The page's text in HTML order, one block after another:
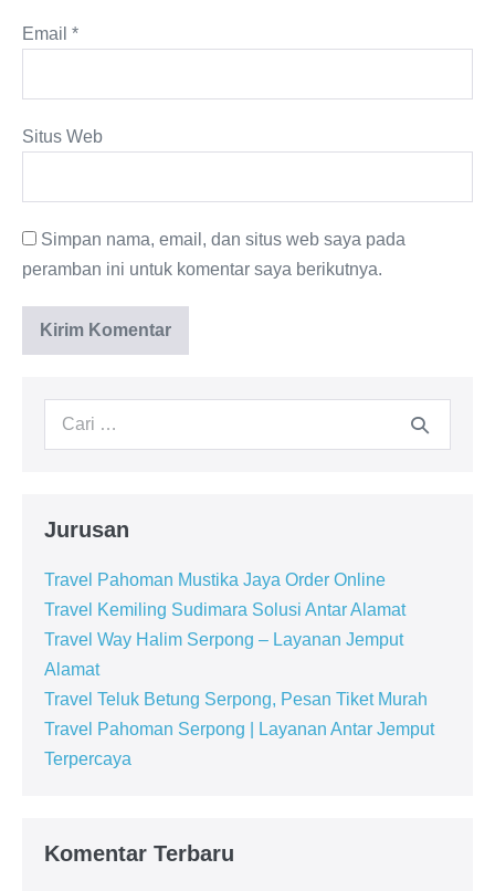
Email *
Situs Web
Simpan nama, email, dan situs web saya pada
peramban ini untuk komentar saya berikutnya.
Jurusan
Travel Pahoman Mustika Jaya Order Online
Travel Kemiling Sudimara Solusi Antar Alamat
Travel Way Halim Serpong – Layanan Jemput
Alamat
Travel Teluk Betung Serpong, Pesan Tiket Murah
Travel Pahoman Serpong | Layanan Antar Jemput
Terpercaya
Komentar Terbaru